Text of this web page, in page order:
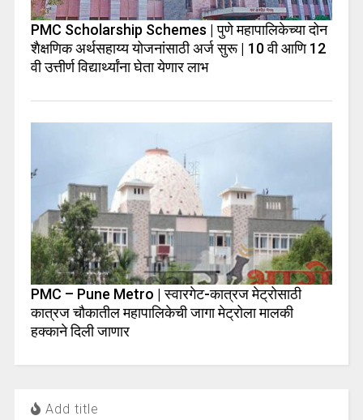
PMC Scholarship Schemes | पुणे महापालिकेच्या दोन
शैक्षणिक अर्थसहाय्य योजनांसाठी अर्ज सुरू | 10 वी आणि 12
वी उत्तीर्ण विद्यार्थ्यांना घेता येणार लाभ
PMC – Pune Metro | स्वारगेट-कात्रज मेट्रोसाठी
कात्रज चौकातील महापालिकेची जागा मेट्रोला मालकी
हक्काने दिली जाणार
Add title